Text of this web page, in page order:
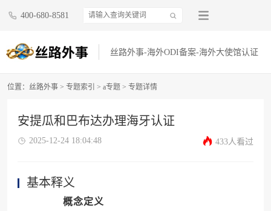
400-680-8581
丝路外事-海外ODI备案-海外大使馆认证
位置： 丝路外事 > 专题索引 > a专题 > 专题详情
安提瓜和巴布达办理海牙认证
2025-12-24 18:04:48 433人看过
基本释义
概念定义